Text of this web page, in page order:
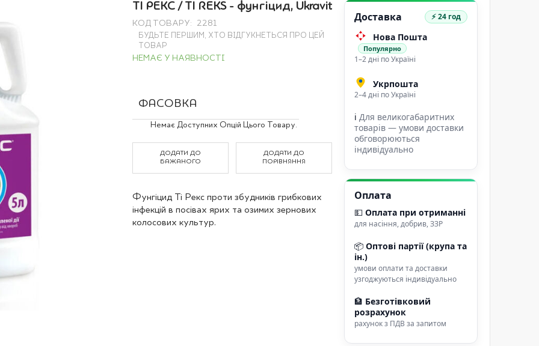
Укривні матеріали
Товари для дому
ТІ РЕКС / TI REKS - фунгіцид, Ukravit
КОД ТОВАРУ 2281
БУДЬТЕ ПЕРШИМ, ХТО ВІДГУКНЕТЬСЯ ПРО ЦЕЙ
ТОВАР
НЕМАЄ У НАЯВНОСТІ
Grouped
items
ФАСОВКА
Немає Доступних Опцій Цього Товару.
ДОДАТИ ДО
БАЖАНОГО
ДОДАТИ ДО
ПОРІВНЯННЯ
Фунгіцид Ті Рекс проти збудників грибкових
інфекцій в посівах ярих та озимих зернових
колосових культур.
Доставка ⚡ 24 год
Нова Пошта
Популярно
1–2 дні по Україні
Укрпошта
2–4 дні по Україні
ℹДля великогабаритних
товарів — умови доставки
обговорюються
індивідуально
Оплата
💵Оплата при отриманні
для насіння, добрив, ЗЗР
📦Оптові партії (крупа та
ін.)
умови оплати та доставки
узгоджуються індивідуально
🏦 Безготівковий
розрахунок
рахунок з ПДВ за запитом